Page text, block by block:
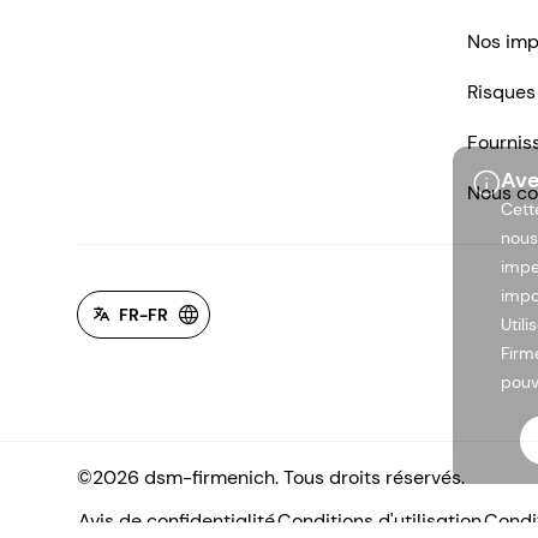
Nos
Risques
Nous
FR-FR
©2026 dsm-firmenich. Tous droits réservés.
Avis de confidentialitéConditions d'utilisation